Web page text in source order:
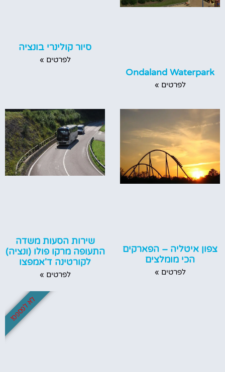
Ondaland Waterpark
לפרטים »
סיור קולינרי בונציה
לפרטים »
צפון איטליה – הפארקים
הכי מומלצים
לפרטים »
שירות הסעות משדה
התעופה מרקו פולו (ונציה)
לקורטינה ד'אמפצו
לפרטים »
לא לפספס!